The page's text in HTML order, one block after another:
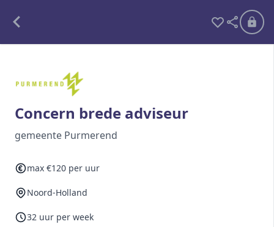
Freelance
Detachering
Interim opdrachten statistiek
Concern brede adviseur
gemeente Purmerend
max €120 per uur
Noord-Holland
32 uur per week